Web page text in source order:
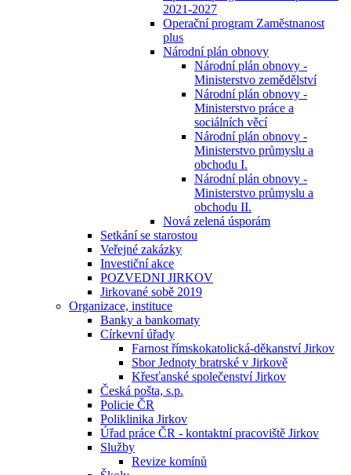
2021-2027
Operační program Zaměstnanost
plus
Národní plán obnovy
Národní plán obnovy -
Ministerstvo zemědělství
Národní plán obnovy -
Ministerstvo práce a
sociálních věcí
Národní plán obnovy -
Ministerstvo průmyslu a
obchodu I.
Národní plán obnovy -
Ministerstvo průmyslu a
obchodu II.
Nová zelená úsporám
Setkání se starostou
Veřejné zakázky
Investiční akce
POZVEDNI JIRKOV
Jirkované sobě 2019
Organizace, instituce
Banky a bankomaty
Církevní úřady
Farnost římskokatolická-děkanství Jirkov
Sbor Jednoty bratrské v Jirkově
Křesťanské společenství Jirkov
Česká pošta, s.p.
Policie ČR
Poliklinika Jirkov
Úřad práce ČR - kontaktní pracoviště Jirkov
Služby
Revize komínů